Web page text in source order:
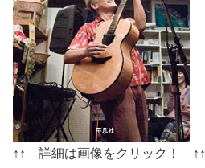
↑↑ 詳細は画像をクリック！ ↑↑